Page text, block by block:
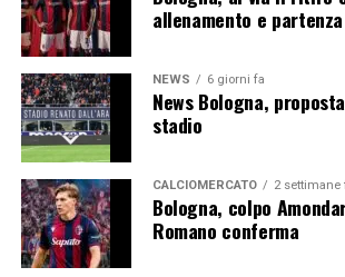
sulla gestione del gruppo e sulla tattica.
La sua natura, tuttavia, non è svanita.
iDiavoli Rossi
subiscano un’ingiustizia
che manchi il dialogo da parte della
Tedesco non esita a farlo notare nelle
gara. Il tutto, però, con un nuovo
senza usare le decisioni arbitrali come
i risultati sul campo.
allenamento e
NEWS 6 giorni fa
News Bologna,
stadio
CALCIOMERCATO 2 settimane
Bologna, colpo
Romano conferma